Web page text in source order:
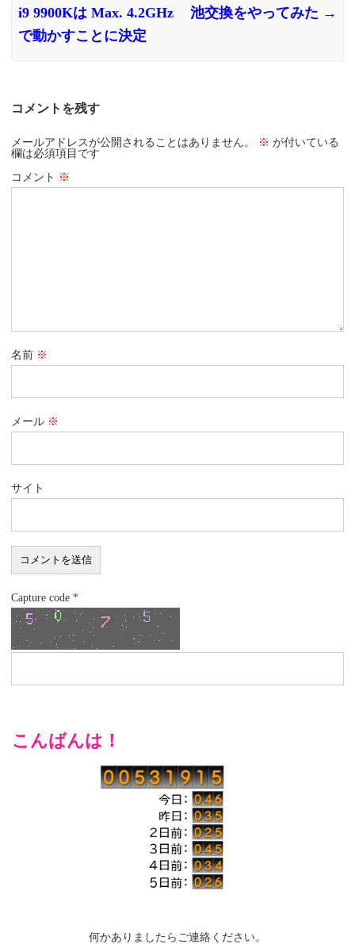
i9 9900Kは Max. 4.2GHz
で動かすことに決定
池交換をやってみた →
コメントを残す
メールアドレスが公開されることはありません。 ※ が付いている
欄は必須項目です
コメント ※
名前 ※
メール ※
サイト
Capture code *
こんばんは！
何かありましたらご連絡ください。